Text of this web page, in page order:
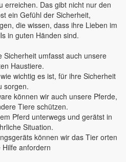
erreichen. Das gibt nicht nur den
ein Gefühl der Sicherheit,
die wissen, dass ihre Lieben im
in guten Händen sind.
Sicherheit umfasst auch unsere
Haustiere.
wichtig es ist, für ihre Sicherheit
sorgen.
können wir auch unsere Pferde,
Tiere schützen.
Pferd unterwegs und gerätst in
Situation.
können wir das Tier orten
Hilfe anfordern